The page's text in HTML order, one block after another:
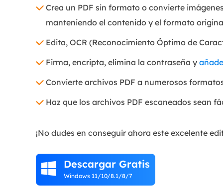
Crea un PDF sin formato o convierte
manteniendo el contenido y el formato
Edita, OCR (Reconocimiento Óptimo de
Firma, encripta, elimina la contraseña y
Convierte archivos PDF a numerosos
Haz que los archivos PDF escaneados sean
¡No dudes en conseguir ahora este excelente
 Descargar Gratis
Windows 11/10/8.1/8/7